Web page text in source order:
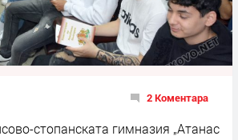
2 Коментара
стопанската гимназия „Атанас